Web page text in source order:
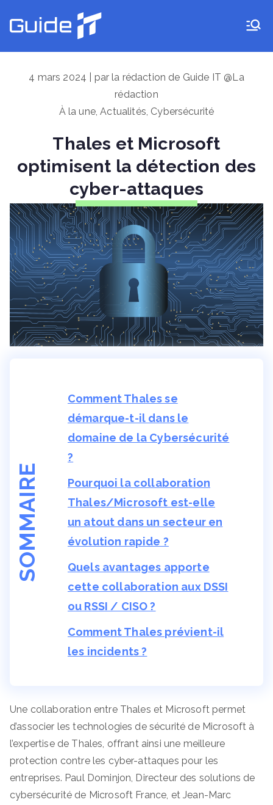
au
4 mars 2024 | par la rédaction de Guide IT @La
rédaction
À la une,Actualités, Cybersécurité
Thales et Microsoft
optimisent la détection des
cyber-attaques
SOMMAIRE
Comment Thales se
démarque-t-il dans le
domaine de la Cybersécurité
?
Pourquoi la collaboration
Thales/Microsoft est-elle
un atout dans un secteur en
évolution rapide ?
Quels avantages apporte
cette collaboration aux DSSI
ou RSSI / CISO ?
Comment Thales prévient-il
les incidents ?
Une collaboration entre Thales et Microsoft permet
d’associer les technologies de sécurité de Microsoft à
l’expertise de Thales, offrant ainsi une meilleure
protection contre les cyber-attaques pour les
entreprises. Paul Dominjon, Directeur des solutions de
cybersécurité de Microsoft France, et Jean-Marc